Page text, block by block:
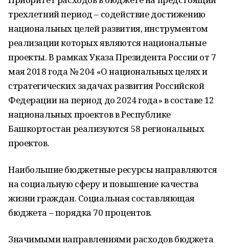
трехлетний период – содействие достижению
национальных целей развития, инструментом
реализации которых являются национальные
проекты. В рамках Указа Президента России от 7
мая 2018 года № 204 «О национальных целях и
стратегических задачах развития Российской
Федерации на период до 2024 года» в составе 12
национальных проектов в Республике
Башкортостан реализуются 58 региональных
проектов.
Наибольшие бюджетные ресурсы направляются
на социальную сферу и повышение качества
жизни граждан. Социальная составляющая
бюджета – порядка 70 процентов.
Значимыми направлениями расходов бюджета